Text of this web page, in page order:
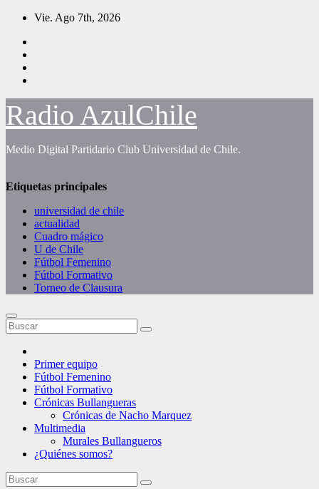
Saltar
contenido
Vie. Ago 7th, 2026
Radio AzulChile
Medio Digital Partidario Club Universidad de Chile.
Etiquetas principales
universidad de chile
actualidad
Cuadro mágico
U de Chile
Fútbol Femenino
Fútbol Formativo
Torneo de Clausura
Primer equipo
Fútbol Femenino
Fútbol Formativo
Crónicas Bullangueras
Crónicas de Nacho Marquez
Multimedia
Murales Bullangueros
¿Quiénes somos?